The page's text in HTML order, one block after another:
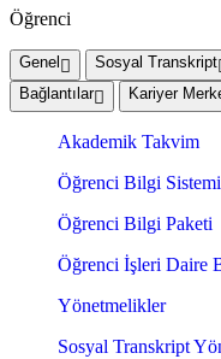
Öğrenci
Genel Sosyal Transkript
Bağlantılar
Kariyer
Akademik Takvim
Öğrenci Bilgi
Öğrenci Bilgi Paketi
Öğrenci İşleri Daire
Yönetmelikler
Sosyal Transkript